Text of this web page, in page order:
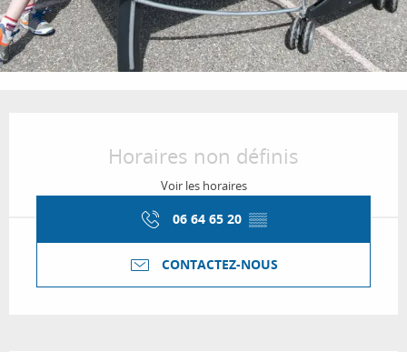
Horaires non définis
Voir les horaires
06 64 65 20 ▒▒
CONTACTEZ-NOUS